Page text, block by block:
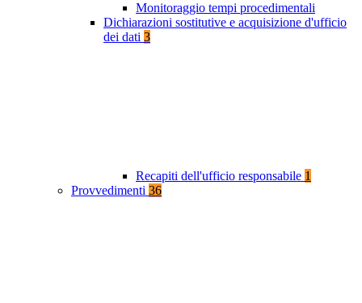
Monitoraggio tempi procedimentali
Dichiarazioni sostitutive e acquisizione d'ufficio
dei dati 3
Recapiti dell'ufficio responsabile 1
Provvedimenti 36